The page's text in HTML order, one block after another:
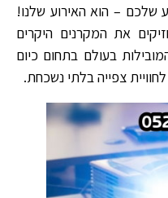
– הוא האירוע שלנו!
את המקרנים היקרים
בעולם בתחום כיום